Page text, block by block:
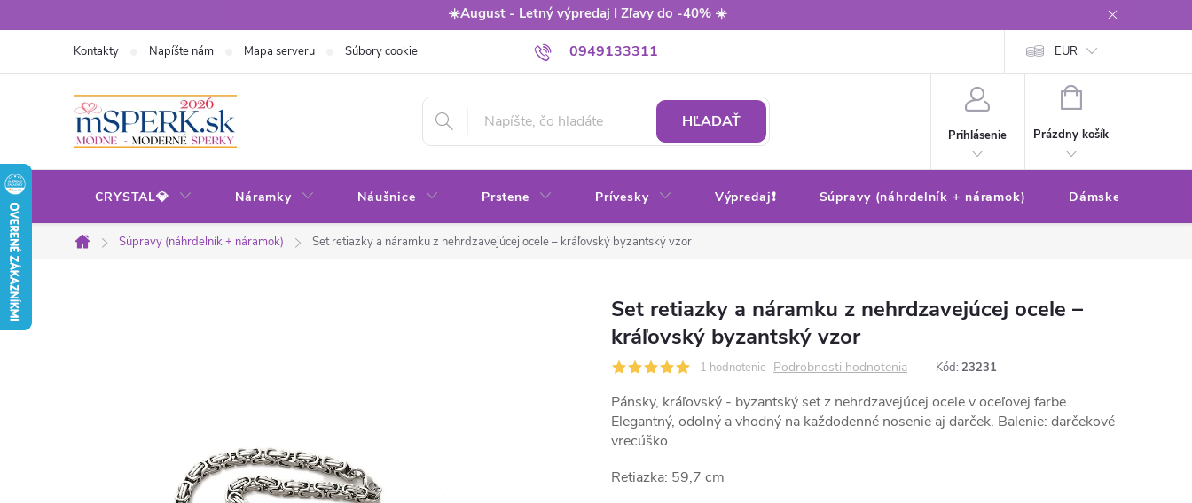
na
☀️August - Letný výpredaj I Zľavy do -40% ☀️
0949133311
Kontakty Napíšte nám Mapa serveru Súbory cookie Obchodné podmienky Ochrana osobných údajov
EUR
HĽADAŤ
Prihlásenie
NÁKUPNÝ
Prázdny košík
CRYSTAL💎 Náramky Náušnice Prstene Prívesky Výpredaj❗ Súpravy (náhrdelník + náramok) Dámske sety
Domov
Súpravy (náhrdelník + náramok) Set retiazky a náramku z nehrdzavejúcej ocele – kráľovský byzantský vzor
Set retiazky a náramku z nehrdzavejúcej ocele –
kráľovský byzantský vzor
1 hodnotenie Podrobnosti hodnotenia Kód: 23231
Pánsky, kráľovský - byzantský set z nehrdzavejúcej ocele v oceľovej farbe.
Elegantný, odolný a vhodný na každodenné nosenie aj darček. Balenie: darčekové
vrecúško.
Retiazka: 59,7 cm